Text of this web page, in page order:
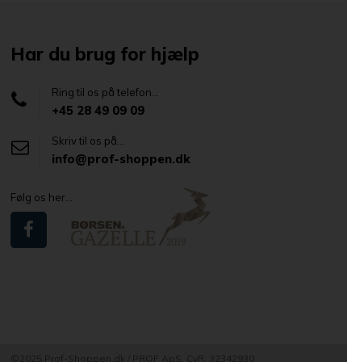
Har du brug for hjælp
Ring til os på telefon...
+45 28 49 09 09
Skriv til os på...
info@prof-shoppen.dk
Følg os her...
©2025 Prof-Shoppen.dk / PROF ApS, CvR: 32342930